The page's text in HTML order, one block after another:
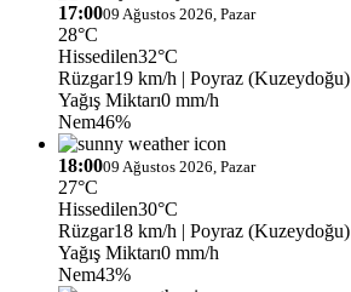
17:0009 Ağustos 2026, Pazar
28°C
Hissedilen32°C
Rüzgar19 km/h | Poyraz (Kuzeydoğu)
Yağış Miktarı0 mm/h
Nem46%
18:0009 Ağustos 2026, Pazar
27°C
Hissedilen30°C
Rüzgar18 km/h | Poyraz (Kuzeydoğu)
Yağış Miktarı0 mm/h
Nem43%